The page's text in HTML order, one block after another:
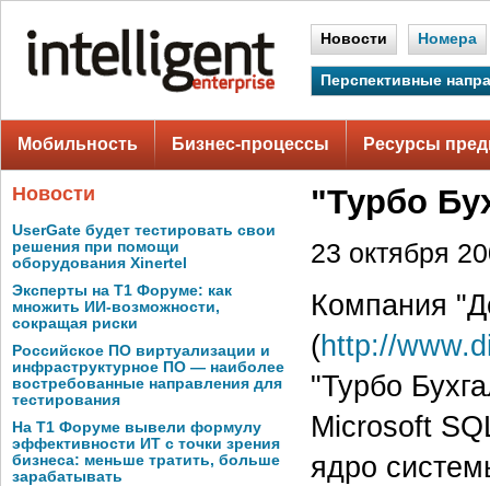
Новости Номера
Перспективные
Мобильность Бизнес-процессы Ресурсы
Новости
UserGate будет тестировать свои
решения при помощи
оборудования Xinertel
Эксперты на Т1 Форуме: как
множить ИИ-возможности,
сокращая риски
Российское ПО виртуализации и
инфраструктурное ПО — наиболее
востребованные направления для
тестирования
На Т1 Форуме вывели формулу
эффективности ИТ с точки зрения
бизнеса: меньше тратить, больше
зарабатывать
"Турбо
23 октября
Компания
(http://
"Турбо
Microsoft
ядро